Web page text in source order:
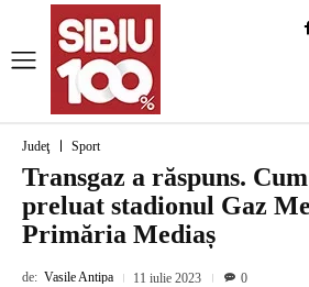
Judeţ Sport
Transgaz a răspuns.
preluat stadionul Gaz
Primăria Mediaș
de: Vasile Antipa 11 iulie 2023 0